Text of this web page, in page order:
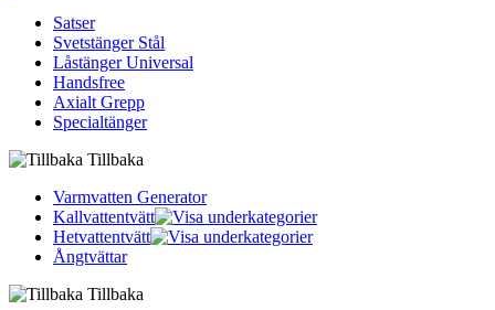
Satser
Svetstänger Stål
Låstänger Universal
Handsfree
Axialt Grepp
Specialtänger
Tillbaka
Varmvatten Generator
Kallvattentvätt
Hetvattentvätt
Ångtvättar
Tillbaka